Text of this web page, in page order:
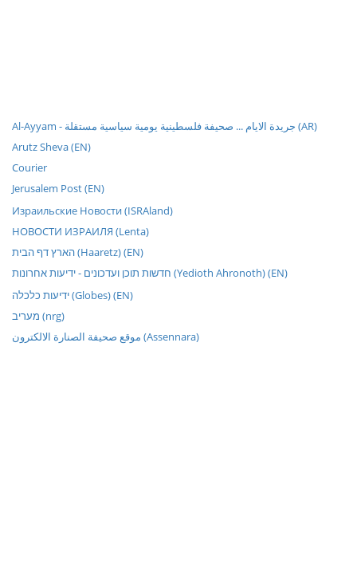
Al-Ayyam - جريدة الايام ... صحيفة فلسطينية يومية سياسية مستقلة (AR)
Arutz Sheva (EN)
Courier
Jerusalem Post (EN)
Израильские Новости (ISRAland)
НОВОСТИ ИЗРАИЛЯ (Lenta)
הארץ דף הבית (Haaretz) (EN)
חדשות תוכן ועדכונים - ידיעות אחרונות (Yedioth Ahronoth) (EN)
ידיעות כלכלה (Globes) (EN)
מעריב (nrg)
موقع صحيفة الصنارة الالكترون (Assennara)